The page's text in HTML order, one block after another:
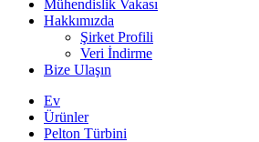
Mühendislik Vakası
Hakkımızda
Şirket Profili
Veri İndirme
Bize Ulaşın
Ev
Ürünler
Pelton Türbini